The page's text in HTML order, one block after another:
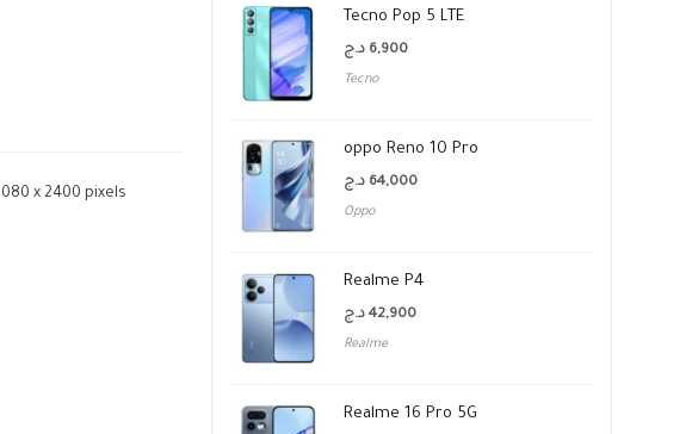
x 2400 pixels
Tecno Pop 5 LTE
6,900 د.ج
Tecno
oppo Reno 10 Pro
64,000 د.ج
Oppo
Realme P4
42,900 د.ج
Realme
Realme 16 Pro 5G